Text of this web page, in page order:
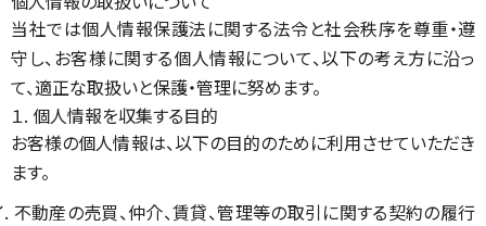
当社では個人情報保護法に関する法令と社会秩序を尊重・遵
守し、お客様に関する個人情報について、以下の考え方に沿っ
て、適正な取扱いと保護・管理に努めます。
１. 個人情報を収集する目的
お客様の個人情報は、以下の目的のために利用させていただき
ます。
. 不動産の売買、仲介、賃貸、管理等の取引に関する契約の履行